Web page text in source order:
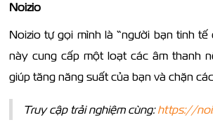
Noizio
Noizio tự gọi mình là “người bạn tinh tế
này cung cấp một loạt các âm thanh
giúp tăng năng suất của bạn và chặn
Truy cập trải nghiệm cùng: https://